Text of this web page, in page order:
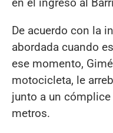
De acuerdo con la
abordada cuando
ese momento,
motocicleta, le
junto a un
metros.